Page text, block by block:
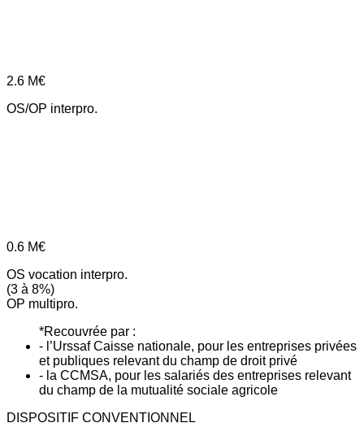
2.6 M€
OS/OP interpro.
0.6 M€
OS vocation interpro.
(3 à 8%)
OP multipro.
*Recouvrée par :
- l’Urssaf Caisse nationale, pour les entreprises privées
et publiques relevant du champ de droit privé
- la CCMSA, pour les salariés des entreprises relevant
du champ de la mutualité sociale agricole
DISPOSITIF CONVENTIONNEL